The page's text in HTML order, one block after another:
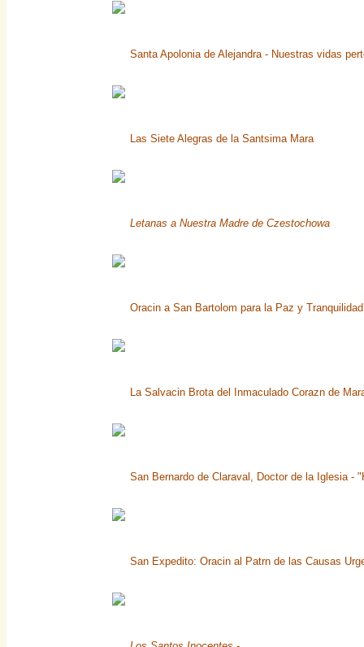
Santa Apolonia de Alejandra - Nuestras vidas
Las Siete Alegras de la Santsima Mara
Letanas a Nuestra Madre de Czestochowa
Oracin a San Bartolom para la Paz y
La Salvacin Brota del Inmaculado Corazn de
San Bernardo de Claraval, Doctor de la Iglesia -
San Expedito: Oracin al Patrn de las Causas